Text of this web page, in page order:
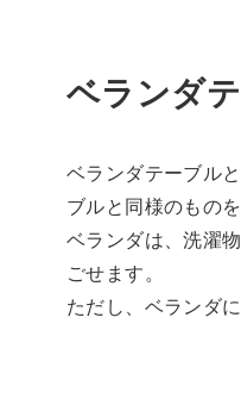
ベランダ
ベランダテーブル
ブルと同様のもの
ベランダは、洗濯
ごせます。
ただし、ベランダ